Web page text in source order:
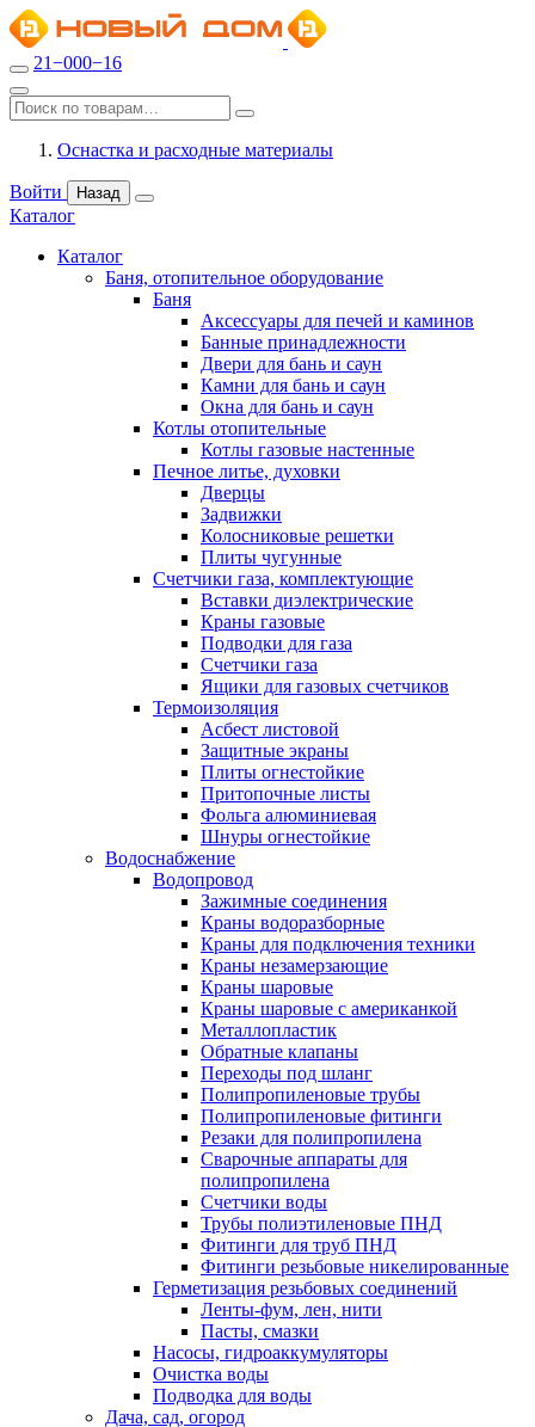
21−000−16
Оснастка и расходные материалы
Войти Назад
Каталог
Каталог
Баня, отопительное оборудование
Баня
Аксессуары для печей и каминов
Банные принадлежности
Двери для бань и саун
Камни для бань и саун
Окна для бань и саун
Котлы отопительные
Котлы газовые настенные
Печное литье, духовки
Дверцы
Задвижки
Колосниковые решетки
Плиты чугунные
Счетчики газа, комплектующие
Вставки диэлектрические
Краны газовые
Подводки для газа
Счетчики газа
Ящики для газовых счетчиков
Термоизоляция
Асбест листовой
Защитные экраны
Плиты огнестойкие
Притопочные листы
Фольга алюминиевая
Шнуры огнестойкие
Водоснабжение
Водопровод
Зажимные соединения
Краны водоразборные
Краны для подключения техники
Краны незамерзающие
Краны шаровые
Краны шаровые с американкой
Металлопластик
Обратные клапаны
Переходы под шланг
Полипропиленовые трубы
Полипропиленовые фитинги
Резаки для полипропилена
Сварочные аппараты для
полипропилена
Счетчики воды
Трубы полиэтиленовые ПНД
Фитинги для труб ПНД
Фитинги резьбовые никелированные
Герметизация резьбовых соединений
Ленты-фум, лен, нити
Пасты, смазки
Насосы, гидроаккумуляторы
Очистка воды
Подводка для воды
Дача, сад, огород